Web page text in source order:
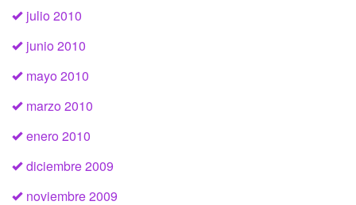
julio 2010
junio 2010
mayo 2010
marzo 2010
enero 2010
diciembre 2009
noviembre 2009